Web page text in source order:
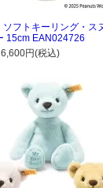
ソフトキーリング・ス
15cm EAN024726
6,600円(税込)